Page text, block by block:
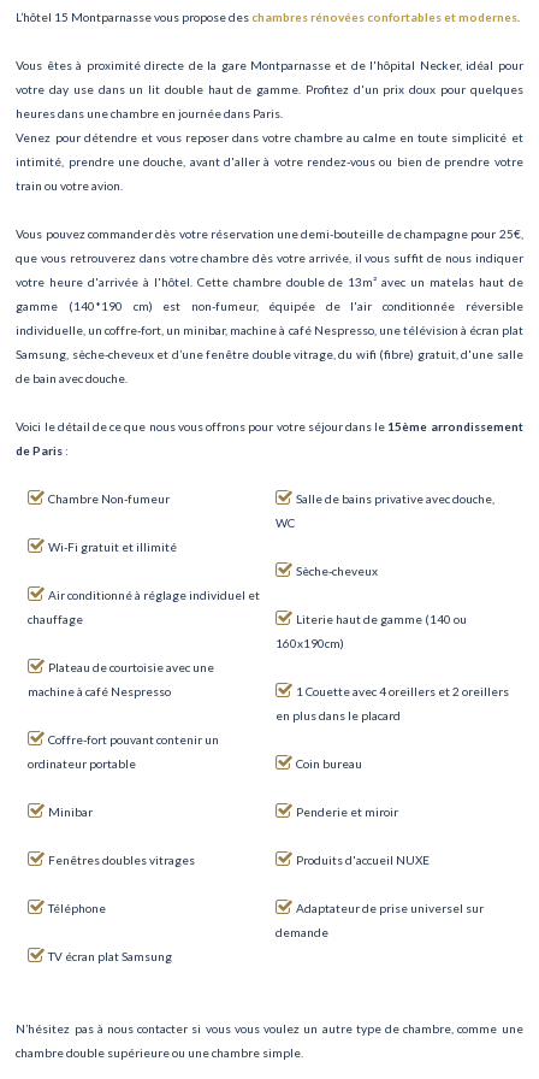
L’hôtel 15 Montparnasse vous propose deschambres rénovées confortables et modernes
Vous êtes à proximité directe de la gare Montparnasse et de l'hôpital Necker, idéal pour
votre day use dans un lit double haut de gamme. Profitez d'un prix doux pour quelques
heures dans une chambre en journée dans Paris.
Venez pour détendre et vous reposer dans votre chambre au calme en toute simplicité et
intimité, prendre une douche, avant d'aller à votre rendez-vous ou bien de prendre votre
train ou votre avion.
Vous pouvez commander dès votre réservation une demi-bouteille de champagne pour 25€,
que vous retrouverez dans votre chambre dès votre arrivée, il vous suffit de nous indiquer
votre heure d'arrivée à l'hôtel. Cette chambre double de 13m² avec un matelas haut de
gamme (140*190 cm) est non-fumeur, équipée de l'air conditionnée réversible
individuelle, un coffre-fort, un minibar, machine à café Nespresso, une télévision à écran plat
Samsung, sèche-cheveux et d’une fenêtre double vitrage, du wifi (fibre) gratuit, d'une salle
de bain avec douche.
Voici le détail de ce que nous vous offrons pour votre séjour dans le 15ème arrondissement
de Paris:
Chambre Non-fumeur
Wi-Fi gratuit et illimité
Air conditionné à réglage individuel et
chauffage
Plateau de courtoisie avec une
machine à café Nespresso
Coffre-fort pouvant contenir un
ordinateur portable
Minibar
Fenêtres doubles vitrages
Téléphone
TV écran plat Samsung
Salle de bains privative avec douche,
WC
Sèche-cheveux
Literie haut de gamme (140 ou
160x190cm)
1 Couette avec 4 oreillers et 2 oreillers
en plus dans le placard
Coin bureau
Penderie et miroir
Produits d'accueil NUXE
Adaptateur de prise universel sur
demande
N’hésitez pas à nous contacter si vous vous voulez un autre type de chambre, comme une
chambre double supérieure ou une chambre simple.